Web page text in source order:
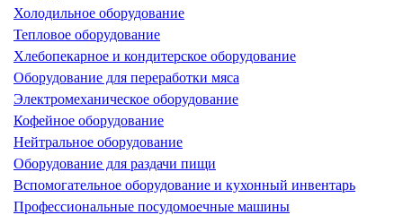
Холодильное оборудование
Тепловое оборудование
Хлебопекарное и кондитерское оборудование
Оборудование для переработки мяса
Электромеханическое оборудование
Кофейное оборудование
Нейтральное оборудование
Оборудование для раздачи пищи
Вспомогательное оборудование и кухонный инвентарь
Профессиональные посудомоечные машины